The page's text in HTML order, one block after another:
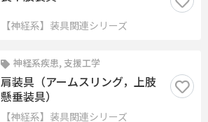
【神経系】装具関連シリーズ
神経系疾患, 支援工学
肩装具（アームスリング，上肢
懸垂装具）
【神経系】装具関連シリーズ